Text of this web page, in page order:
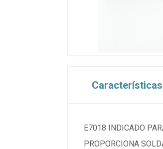
Características
E7018 INDICADO
PROPORCIONA